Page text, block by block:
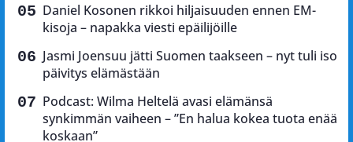
Daniel Kosonen rikkoi hiljaisuuden ennen EM-
kisoja – napakka viesti epäilijöille
Jasmi Joensuu jätti Suomen taakseen – nyt tuli iso
päivitys elämästään
Podcast: Wilma Heltelä avasi elämänsä
synkimmän vaiheen – ”En halua kokea tuota enää
koskaan”